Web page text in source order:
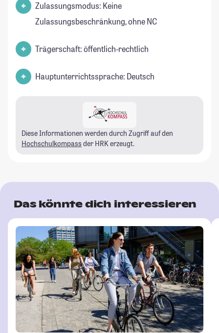
Zulassungsmodus: Keine
Zulassungsbeschränkung, ohne NC
Trägerschaft: öffentlich-rechtlich
Hauptunterrichtssprache: Deutsch
Diese Informationen werden durch Zugriff auf den
Hochschulkompass der HRK erzeugt.
Das könnte dich interessieren